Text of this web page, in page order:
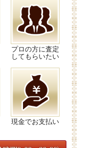
プロの方に査定
してもらいたい
現金でお支払い